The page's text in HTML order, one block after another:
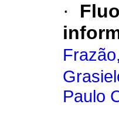
·
Paulo